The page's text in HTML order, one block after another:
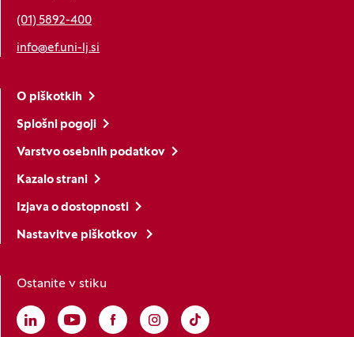
(01) 5892-400
info@ef.uni-lj.si
O piškotkih
Splošni pogoji
Varstvo osebnih podatkov
Kazalo strani
Izjava o dostopnosti
Nastavitve piškotkov
Ostanite v stiku
Linkedin
(Odpre se v novem oknu)
Youtube
(Odpre se v novem oknu)
Facebook
(Odpre se v novem oknu)
Instagram
(Odpre se v novem oknu)
TikTok
(Odpre se v novem oknu)